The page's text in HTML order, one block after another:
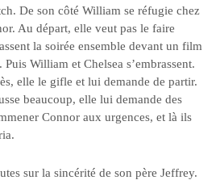
De son côté William se réfugie chez
Au départ, elle veut pas le faire
la soirée ensemble devant un film
William et Chelsea s’embrassent.
elle le gifle et lui demande de partir.
beaucoup, elle lui demande des
Connor aux urgences, et là ils
sur la sincérité de son père Jeffrey.